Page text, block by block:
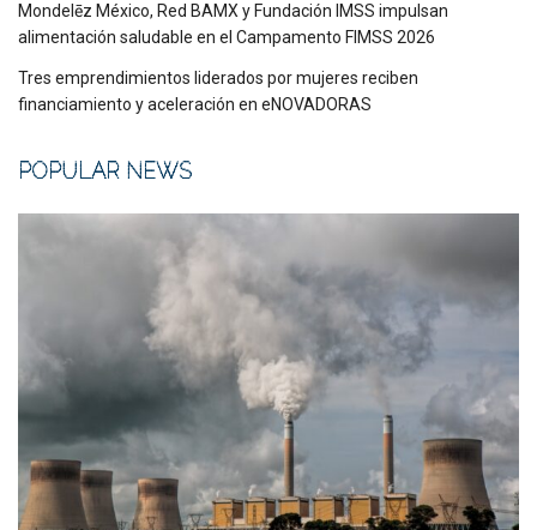
Mondelēz México, Red BAMX y Fundación IMSS impulsan
alimentación saludable en el Campamento FIMSS 2026
Tres emprendimientos liderados por mujeres reciben
financiamiento y aceleración en eNOVADORAS
POPULAR NEWS